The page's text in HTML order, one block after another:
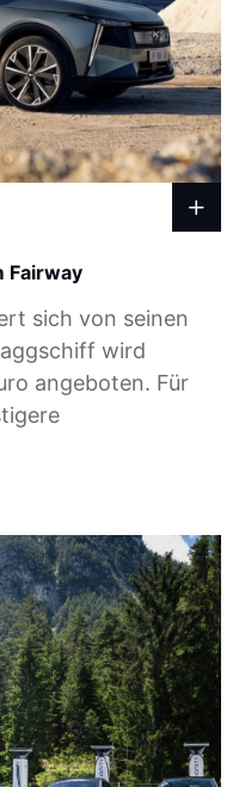
Fairway
sich von seinen
wird
angeboten. Für